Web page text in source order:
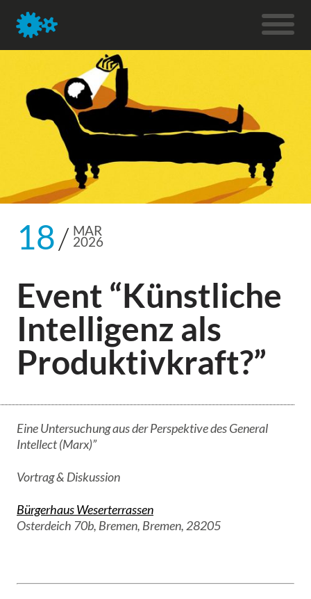
18 MAR
2026
Event “Künstliche
Intelligenz als
Produktivkraft?”
Eine Untersuchung aus der Perspektive des General
Intellect (Marx)”
Vortrag & Diskussion
Bürgerhaus Weserterrassen
Osterdeich 70b, Bremen, Bremen, 28205